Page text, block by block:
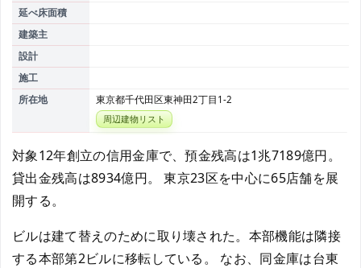
延べ床面積
建築主
設計
施工
所在地
東京都千代田区東神田2丁目1-2
周辺建物リスト
対象12年創立の信用金庫で、預金残高は1兆7189億円。
貸出金残高は8934億円。 東京23区を中心に65店舗を展
開する。
ビルは建て替えのために取り壊された。本部機能は隣接
する本部第2ビルに移転している。 なお、同金庫は台東